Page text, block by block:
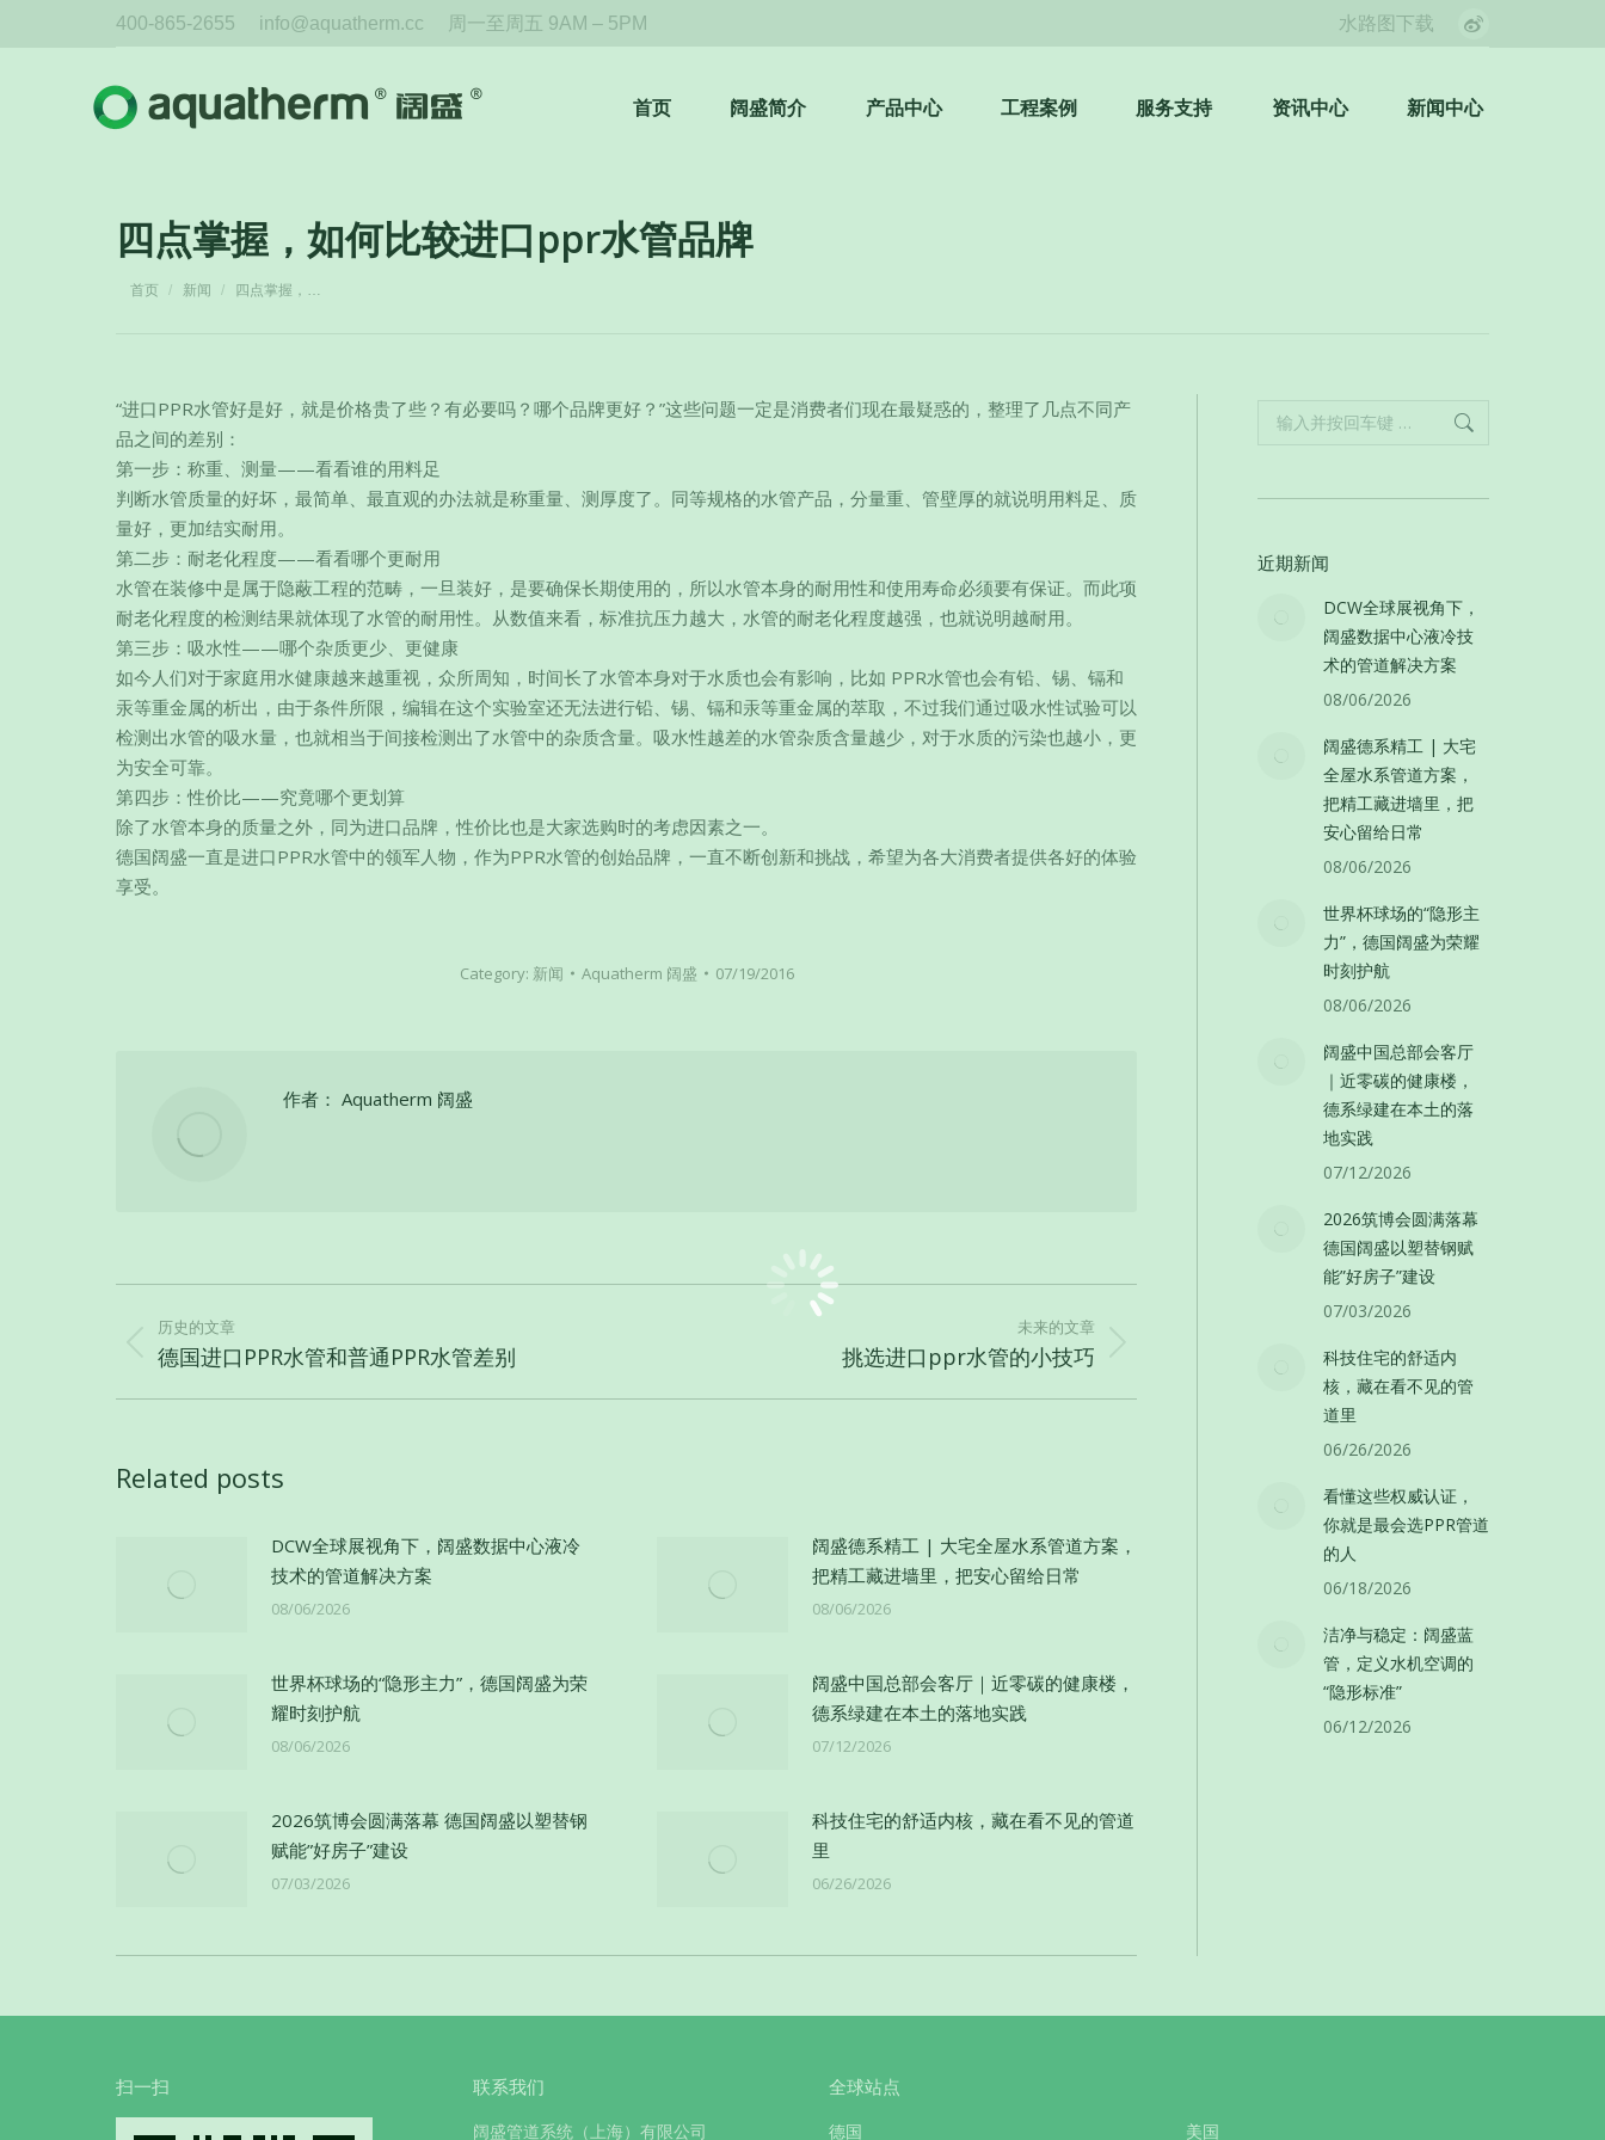
400-865-2655 info@aquatherm.cc 周一至周五 9AM – 5PM 水路图下载
Weibo
opens
首页 阔盛简介 产品中心 工程案例 服务支持 资讯中心 新闻中心
四点掌握，如何比较进口ppr水管品牌
您在这里：
首页 新闻 四点掌握，…
“进口PPR水管好是好，就是价格贵了些？有必要吗？哪个品牌更好？”这些问题一定是消费者们现在最疑惑的，整理了几点不同产
品之间的差别：
第一步：称重、测量——看看谁的用料足
判断水管质量的好坏，最简单、最直观的办法就是称重量、测厚度了。同等规格的水管产品，分量重、管壁厚的就说明用料足、质
量好，更加结实耐用。
第二步：耐老化程度——看看哪个更耐用
水管在装修中是属于隐蔽工程的范畴，一旦装好，是要确保长期使用的，所以水管本身的耐用性和使用寿命必须要有保证。而此项
耐老化程度的检测结果就体现了水管的耐用性。从数值来看，标准抗压力越大，水管的耐老化程度越强，也就说明越耐用。
第三步：吸水性——哪个杂质更少、更健康
如今人们对于家庭用水健康越来越重视，众所周知，时间长了水管本身对于水质也会有影响，比如 PPR水管也会有铅、锡、镉和
汞等重金属的析出，由于条件所限，编辑在这个实验室还无法进行铅、锡、镉和汞等重金属的萃取，不过我们通过吸水性试验可以
检测出水管的吸水量，也就相当于间接检测出了水管中的杂质含量。吸水性越差的水管杂质含量越少，对于水质的污染也越小，更
为安全可靠。
第四步：性价比——究竟哪个更划算
除了水管本身的质量之外，同为进口品牌，性价比也是大家选购时的考虑因素之一。
德国阔盛一直是进口PPR水管中的领军人物，作为PPR水管的创始品牌，一直不断创新和挑战，希望为各大消费者提供各好的体验
享受。
Category: 新闻 Aquatherm 阔盛 07/19/2016
作者： Aquatherm 阔盛
航
历史的文章
历
章：
德国进口PPR水管和普通PPR水管差别
未来的文章
挑选进口ppr水管的小技巧
Related posts
DCW全球展视角下，阔盛数据中心液冷
技术的管道解决方案
08/06/2026
阔盛德系精工 | 大宅全屋水系管道方案，
把精工藏进墙里，把安心留给日常
08/06/2026
世界杯球场的“隐形主力”，德国阔盛为荣
耀时刻护航
08/06/2026
阔盛中国总部会客厅｜近零碳的健康楼，
德系绿建在本土的落地实践
07/12/2026
2026筑博会圆满落幕 德国阔盛以塑替钢
赋能”好房子”建设
07/03/2026
科技住宅的舒适内核，藏在看不见的管道
里
06/26/2026
Search:
近期新闻
DCW全球展视角下，
阔盛数据中心液冷技
术的管道解决方案
08/06/2026
阔盛德系精工 | 大宅
全屋水系管道方案，
把精工藏进墙里，把
安心留给日常
08/06/2026
世界杯球场的“隐形主
力”，德国阔盛为荣耀
时刻护航
08/06/2026
阔盛中国总部会客厅
｜近零碳的健康楼，
德系绿建在本土的落
地实践
07/12/2026
2026筑博会圆满落幕
德国阔盛以塑替钢赋
能”好房子”建设
07/03/2026
科技住宅的舒适内
核，藏在看不见的管
道里
06/26/2026
看懂这些权威认证，
你就是最会选PPR管道
的人
06/18/2026
洁净与稳定：阔盛蓝
管，定义水机空调的
“隐形标准”
06/12/2026
扫一扫 联系我们
阔盛管道系统（上海）有限公司
全球站点
德国 美国